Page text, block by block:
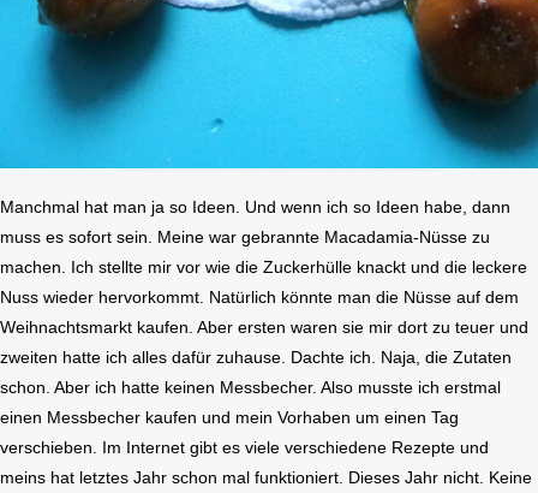
Manchmal hat man ja so Ideen. Und wenn ich so Ideen habe, dann
muss es sofort sein. Meine war gebrannte Macadamia-Nüsse zu
machen. Ich stellte mir vor wie die Zuckerhülle knackt und die leckere
Nuss wieder hervorkommt. Natürlich könnte man die Nüsse auf dem
Weihnachtsmarkt kaufen. Aber ersten waren sie mir dort zu teuer und
zweiten hatte ich alles dafür zuhause. Dachte ich. Naja, die Zutaten
schon. Aber ich hatte keinen Messbecher. Also musste ich erstmal
einen Messbecher kaufen und mein Vorhaben um einen Tag
verschieben. Im Internet gibt es viele verschiedene Rezepte und
meins hat letztes Jahr schon mal funktioniert. Dieses Jahr nicht. Keine